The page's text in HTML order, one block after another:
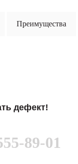
Преимущества
дефект!
89-01